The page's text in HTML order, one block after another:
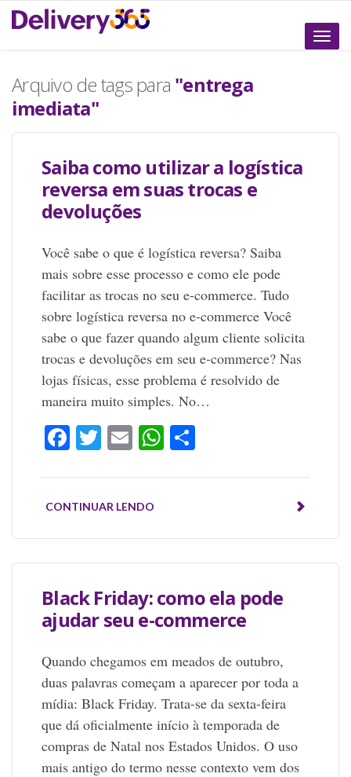
Arquivo de tags para "entrega
imediata"
Saiba como utilizar a logística
reversa em suas trocas e
devoluções
Você sabe o que é logística reversa? Saiba
mais sobre esse processo e como ele pode
facilitar as trocas no seu e-commerce. Tudo
sobre logística reversa no e-commerce Você
sabe o que fazer quando algum cliente solicita
trocas e devoluções em seu e-commerce? Nas
lojas físicas, esse problema é resolvido de
maneira muito simples. No…
Facebook
Twitter
EmailWhatsApp
CONTINUAR LENDO
Black Friday: como ela pode
ajudar seu e-commerce
Quando chegamos em meados de outubro,
duas palavras começam a aparecer por toda a
mídia: Black Friday. Trata-se da sexta-feira
que dá oficialmente início à temporada de
compras de Natal nos Estados Unidos. O uso
mais antigo do termo nesse contexto vem dos